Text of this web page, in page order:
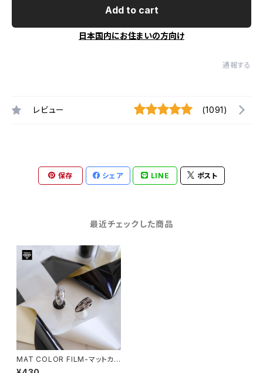
Add to cart
日本国内にお住まいの方向け
通報する
レビュー (1091)
保存 シェア LINE ポスト
最近チェックした商品
MAT COLOR FILM-マットカラ
ーフィルム-